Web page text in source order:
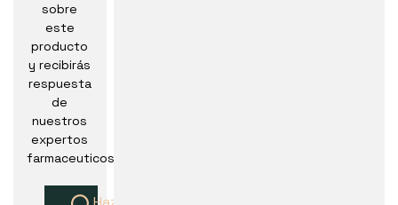
sobre
este
producto
y recibirás
respuesta
de
nuestros
expertos
farmaceuticos